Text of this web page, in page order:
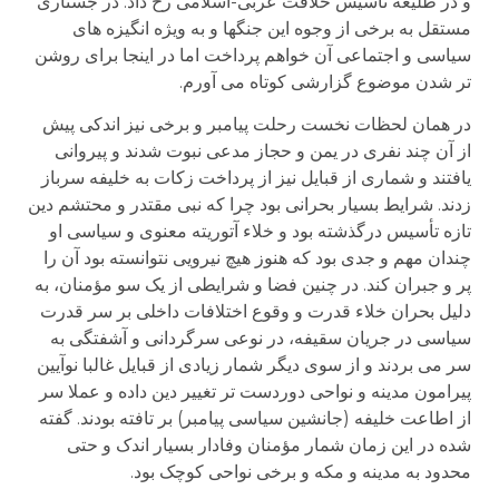
مستقل به برخی از وجوه این جنگها و به ویژه انگیزه های
سیاسی و اجتماعی آن خواهم پرداخت اما در اینجا برای روشن
تر شدن موضوع گزارشی کوتاه می آورم.
در همان لحظات نخست رحلت پیامبر و برخی نیز اندکی پیش
از آن چند نفری در یمن و حجاز مدعی نبوت شدند و پیروانی
یافتند و شماری از قبایل نیز از پرداخت زکات به خلیفه سرباز
زدند. شرایط بسیار بحرانی بود چرا که نبی مقتدر و محتشم دین
تازه تأسیس درگذشته بود و خلاء آتوریته معنوی و سیاسی او
چندان مهم و جدی بود که هنوز هیچ نیرویی نتوانسته بود آن را
پر و جبران کند. در چنین فضا و شرایطی از یک سو مؤمنان، به
دلیل بحران خلاء قدرت و وقوع اختلافات داخلی بر سر قدرت
سیاسی در جریان سقیفه، در نوعی سرگردانی و آشفتگی به
سر می بردند و از سوی دیگر شمار زیادی از قبایل غالبا نوآیین
پیرامون مدینه و نواحی دوردست تر تغییر دین داده و عملا سر
از اطاعت خلیفه (جانشین سیاسی پیامبر) بر تافته بودند. گفته
شده در این زمان شمار مؤمنان وفادار بسیار اندک و حتی
محدود به مدینه و مکه و برخی نواحی کوچک بود.